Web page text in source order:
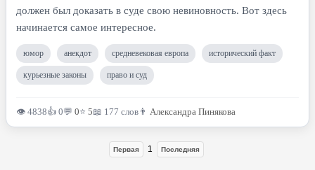
должен был доказать в суде свою невиновность. Вот здесь
начинается самое интересное.
юмор анекдот средневековая европа исторический факт
курьезные законы право и суд
👁 4838👍 0💬 0⭐ 5📖 177 слов 👨 Александра Пинякова
Первая 1 Последняя